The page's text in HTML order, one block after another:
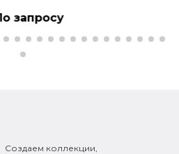
запросу
Создаем коллекции,